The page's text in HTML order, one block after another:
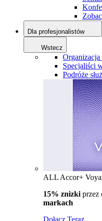
Dla profesjonalistów
Wstecz
Specjaliści
Podróże
ALL Accor+
15% znizki przez
markach
Dołącz Teraz